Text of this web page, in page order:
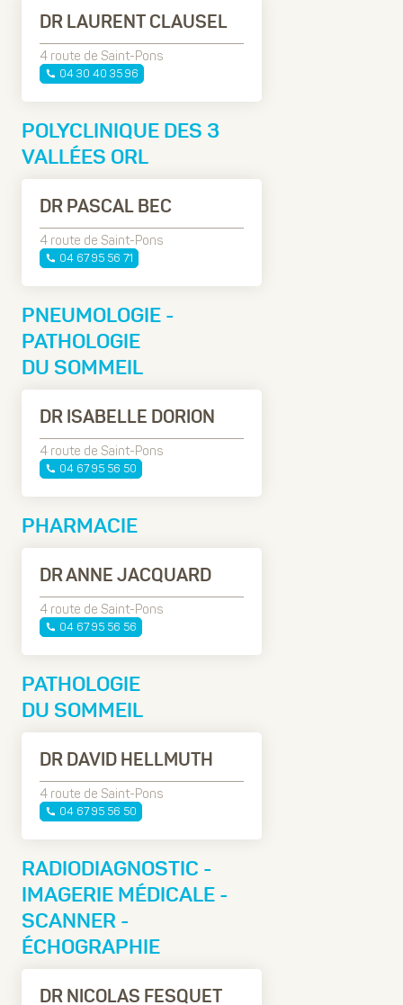
DR LAURENT CLAUSEL
4 route de Saint-Pons
04 30 40 35 96
POLYCLINIQUE DES 3
VALLÉES ORL
DR PASCAL BEC
4 route de Saint-Pons
04 67 95 56 71
PNEUMOLOGIE -
PATHOLOGIE
DU SOMMEIL
DR ISABELLE DORION
4 route de Saint-Pons
04 67 95 56 50
PHARMACIE
DR ANNE JACQUARD
4 route de Saint-Pons
04 67 95 56 56
PATHOLOGIE
DU SOMMEIL
DR DAVID HELLMUTH
4 route de Saint-Pons
04 67 95 56 50
RADIODIAGNOSTIC -
IMAGERIE MÉDICALE -
SCANNER -
ÉCHOGRAPHIE
DR NICOLAS FESQUET